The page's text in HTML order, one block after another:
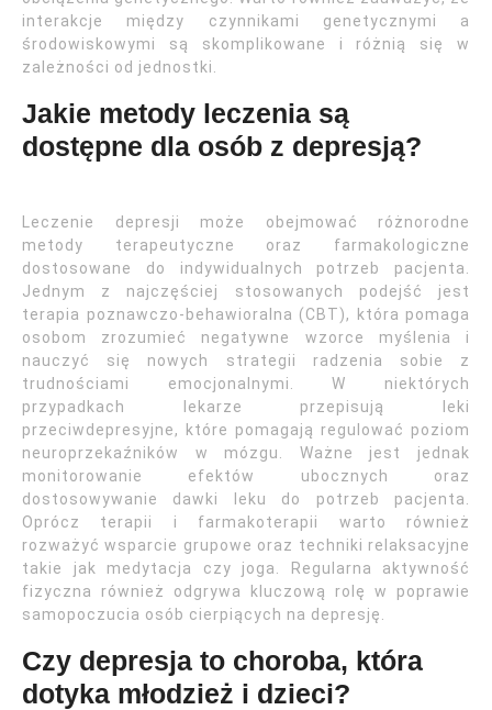
interakcje między czynnikami genetycznymi a
środowiskowymi są skomplikowane i różnią się w
zależności od jednostki.
Jakie metody leczenia są
dostępne dla osób z depresją?
Leczenie depresji może obejmować różnorodne
metody terapeutyczne oraz farmakologiczne
dostosowane do indywidualnych potrzeb pacjenta.
Jednym z najczęściej stosowanych podejść jest
terapia poznawczo-behawioralna (CBT), która pomaga
osobom zrozumieć negatywne wzorce myślenia i
nauczyć się nowych strategii radzenia sobie z
trudnościami emocjonalnymi. W niektórych
przypadkach lekarze przepisują leki
przeciwdepresyjne, które pomagają regulować poziom
neuroprzekaźników w mózgu. Ważne jest jednak
monitorowanie efektów ubocznych oraz
dostosowywanie dawki leku do potrzeb pacjenta.
Oprócz terapii i farmakoterapii warto również
rozważyć wsparcie grupowe oraz techniki relaksacyjne
takie jak medytacja czy joga. Regularna aktywność
fizyczna również odgrywa kluczową rolę w poprawie
samopoczucia osób cierpiących na depresję.
Czy depresja to choroba, która
dotyka młodzież i dzieci?